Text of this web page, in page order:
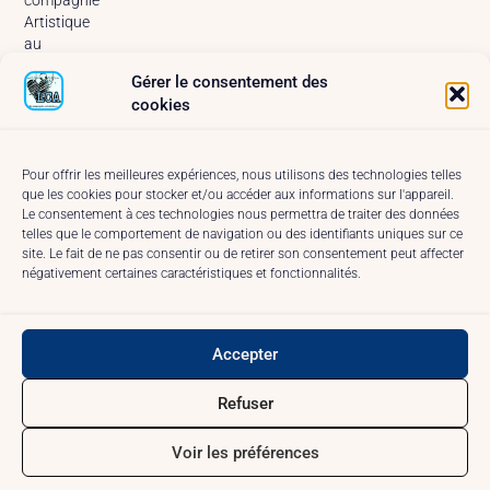
Gérer le consentement des
cookies
Pour offrir les meilleures expériences, nous utilisons des technologies telles
que les cookies pour stocker et/ou accéder aux informations sur l'appareil.
Le consentement à ces technologies nous permettra de traiter des données
telles que le comportement de navigation ou des identifiants uniques sur ce
site. Le fait de ne pas consentir ou de retirer son consentement peut affecter
négativement certaines caractéristiques et fonctionnalités.
Accepter
Refuser
Voir les préférences
Artistique
au
Arras –
2025
Réseaux
et
Contact
Conditions
Politique